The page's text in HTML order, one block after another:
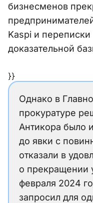
бизнесменов
Kaspi и
доказательной
}}
Однако в
прокуратуре
Антикора было
до явки с
отказали в
о прекращении
февраля 2024
запросил для